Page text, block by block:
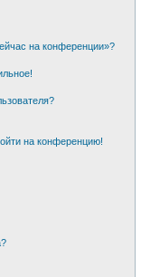
на конференции»?
на конференцию!